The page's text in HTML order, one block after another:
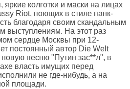
яркие колготки и маски на лицах
Riot, поющих в стиле панк-
благодаря своим скандальным
выступлениям. На этот раз
сердце Москвы при 12-
постоянный автор Die Welt
песню "Путин зас**л", в
власть имущих перед
не где-нибудь, а на
площади.